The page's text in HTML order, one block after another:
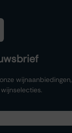
wijnaanbiedingen,